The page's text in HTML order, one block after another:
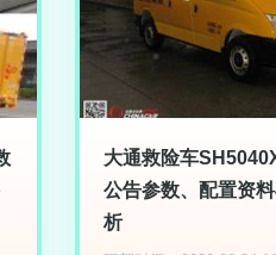
大通救险车
公告参数、配置资
析